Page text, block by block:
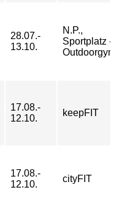
28.07.-
13.10.
N.P.,
Sportplatz -
Outdoorgym
17.08.-
12.10.
keepFIT
17.08.-
12.10.
cityFIT